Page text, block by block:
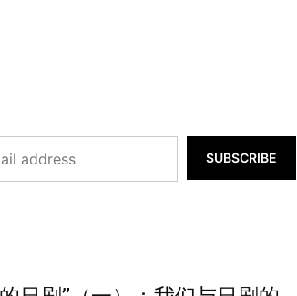
SUBSCRIBE